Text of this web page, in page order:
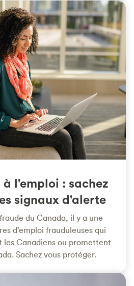
à l'emploi : sachez
signaux d'alerte
du Canada, il y a une
d’emploi frauduleuses qui
Canadiens ou promettent
Sachez vous protéger.